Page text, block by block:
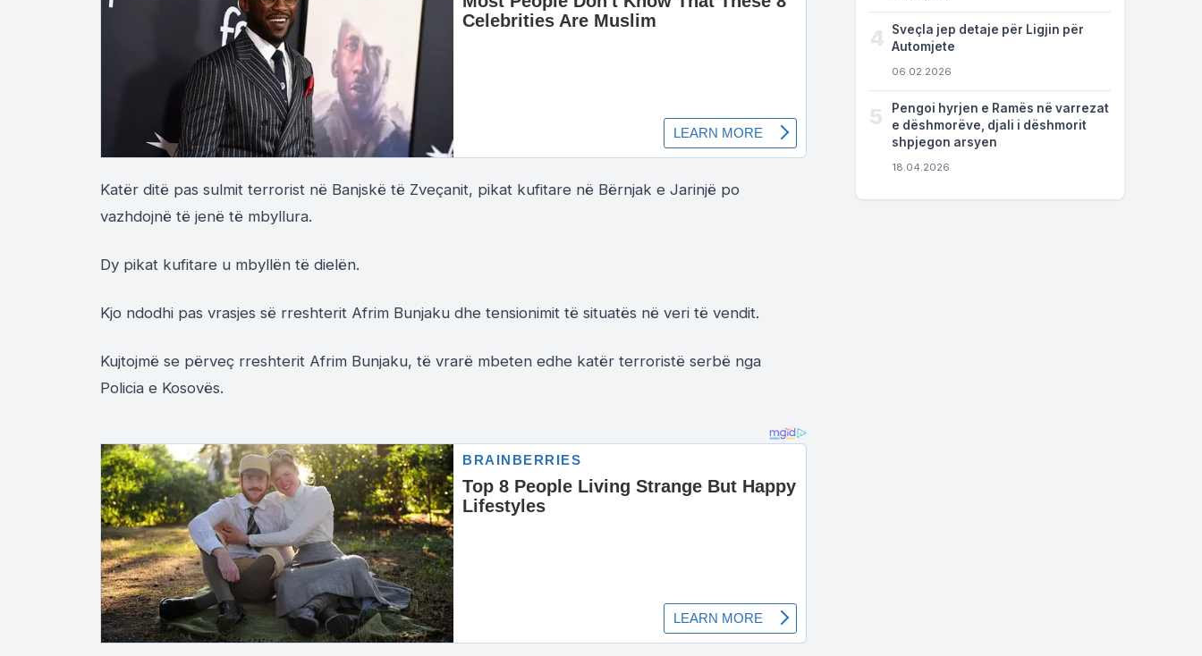
Katër ditë pas sulmit terrorist në Banjskë të Zveçanit, pikat kufitare në Bërnjak e Jarinjë po
vazhdojnë të jenë të mbyllura.
Dy pikat kufitare u mbyllën të dielën.
Kjo ndodhi pas vrasjes së rreshterit Afrim Bunjaku dhe tensionimit të situatës në veri të vendit.
Kujtojmë se përveç rreshterit Afrim Bunjaku, të vrarë mbeten edhe katër terroristë serbë nga
Policia e Kosovës.
4
Sveçla jep detaje për Ligjin për
Automjete
06.02.2026
5
Pengoi hyrjen e Ramës në varrezat
e dëshmorëve, djali i dëshmorit
shpjegon arsyen
18.04.2026